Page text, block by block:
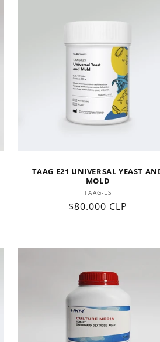
TAAG E21 UNIVERSAL YEAST
MOLD
Proveedor:
TAAG-LS
Precio
$80.000 CLP